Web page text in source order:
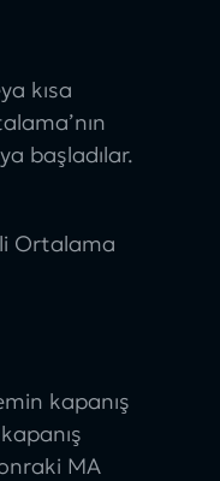
kısa
başladılar.
Ortalama
kapanış
MA